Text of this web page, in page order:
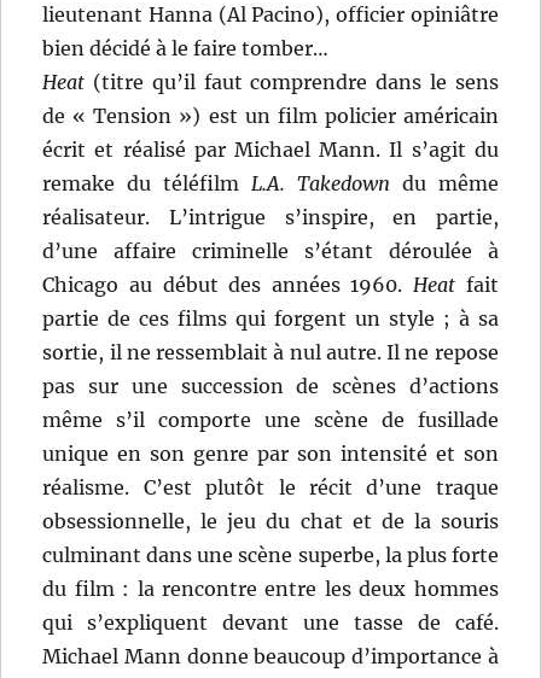
lieutenant Hanna (Al Pacino), officier opiniâtre
bien décidé à le faire tomber…
Heat (titre qu’il faut comprendre dans le sens
de « Tension ») est un film policier américain
écrit et réalisé par Michael Mann. Il s’agit du
remake du téléfilm L.A. Takedown du même
réalisateur. L’intrigue s’inspire, en partie,
d’une affaire criminelle s’étant déroulée à
Chicago au début des années 1960. Heat fait
partie de ces films qui forgent un style ; à sa
sortie, il ne ressemblait à nul autre. Il ne repose
pas sur une succession de scènes d’actions
même s’il comporte une scène de fusillade
unique en son genre par son intensité et son
réalisme. C’est plutôt le récit d’une traque
obsessionnelle, le jeu du chat et de la souris
culminant dans une scène superbe, la plus forte
du film : la rencontre entre les deux hommes
qui s’expliquent devant une tasse de café.
Michael Mann donne beaucoup d’importance à